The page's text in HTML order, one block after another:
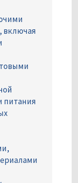
включая
питания